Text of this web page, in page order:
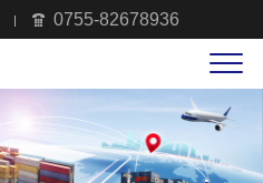
0755-82678936